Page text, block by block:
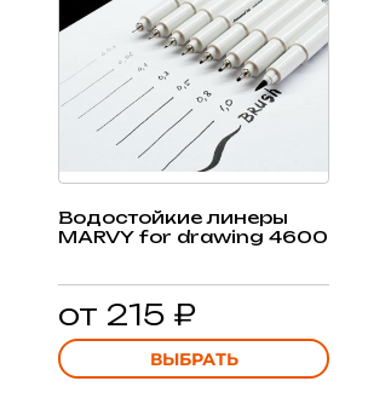
Водостойкие линеры
MARVY for drawing 4600
от 215 ₽
ВЫБРАТЬ